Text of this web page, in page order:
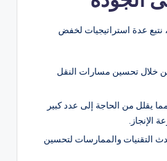
عدة استراتيجيات لخفض
خلال تحسين مسارات النقل
يقلل من الحاجة إلى عدد كبير
التقنيات والممارسات لتحسين